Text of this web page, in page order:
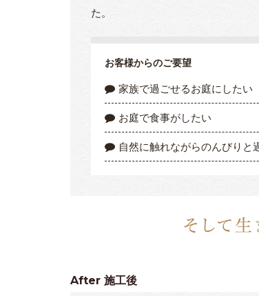
た。
お客様からのご要望
家族で過ごせるお庭にしたい
お庭で食事がしたい
自然に触れながらのんびりと
After 施工後